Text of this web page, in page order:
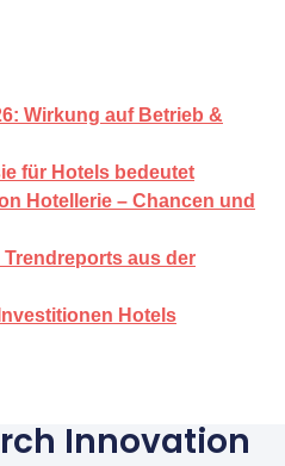
Wirkung auf Betrieb &
für Hotels bedeutet
Hotellerie – Chancen und
aus der
Hotels
Innovation